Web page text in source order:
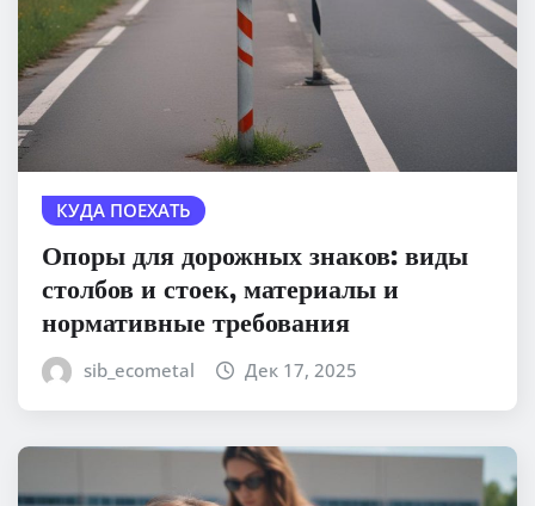
КУДА ПОЕХАТЬ
Опоры для дорожных знаков: виды
столбов и стоек, материалы и
нормативные требования
sib_ecometal Дек 17, 2025